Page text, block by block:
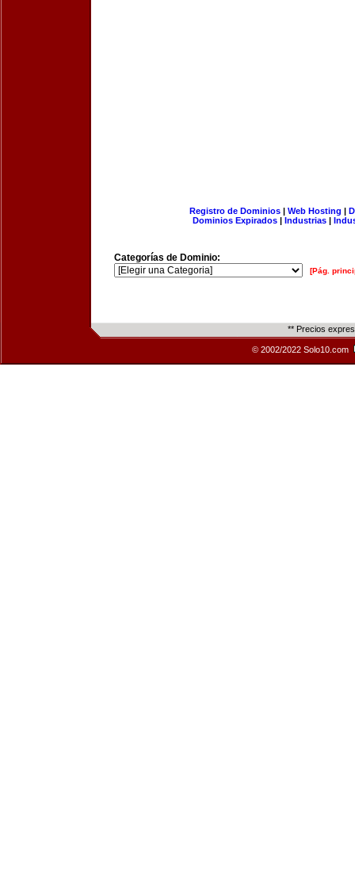
Registro de Dominios| Web Hosting |
Dominios Expirados | Industrias |
Categorías de Dominio:
[Pág.
** Precios
© 2002/2022 Solo10.com